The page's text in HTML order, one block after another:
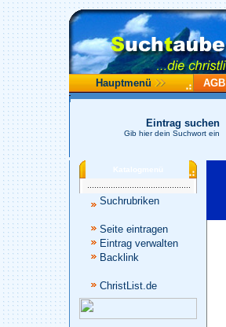
Hauptmenü AGB
Eintrag suchen
Gib hier dein Suchwort ein
Katalogmenü
Suchrubriken
Seite eintragen
Eintrag verwalten
Backlink
ChristList.de